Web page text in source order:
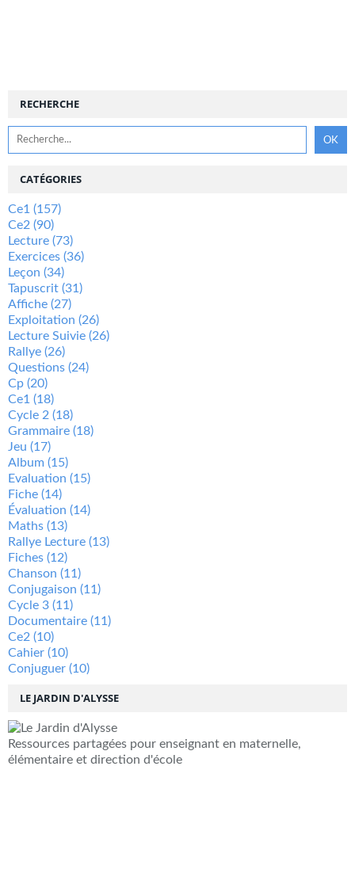
RECHERCHE
LE JARDIN D'ALYSSE
Ressources partagées pour enseignant en maternelle,
élémentaire et direction d'école
CATÉGORIES
Ce1 (157)
Ce2 (90)
Lecture (73)
Exercices (36)
Leçon (34)
Tapuscrit (31)
Affiche (27)
Exploitation (26)
Lecture Suivie (26)
Rallye (26)
Questions (24)
Cp (20)
Ce1 (18)
Cycle 2 (18)
Grammaire (18)
Jeu (17)
Album (15)
Evaluation (15)
Fiche (14)
Évaluation (14)
Maths (13)
Rallye Lecture (13)
Fiches (12)
Chanson (11)
Conjugaison (11)
Cycle 3 (11)
Documentaire (11)
Ce2 (10)
Cahier (10)
Conjuguer (10)